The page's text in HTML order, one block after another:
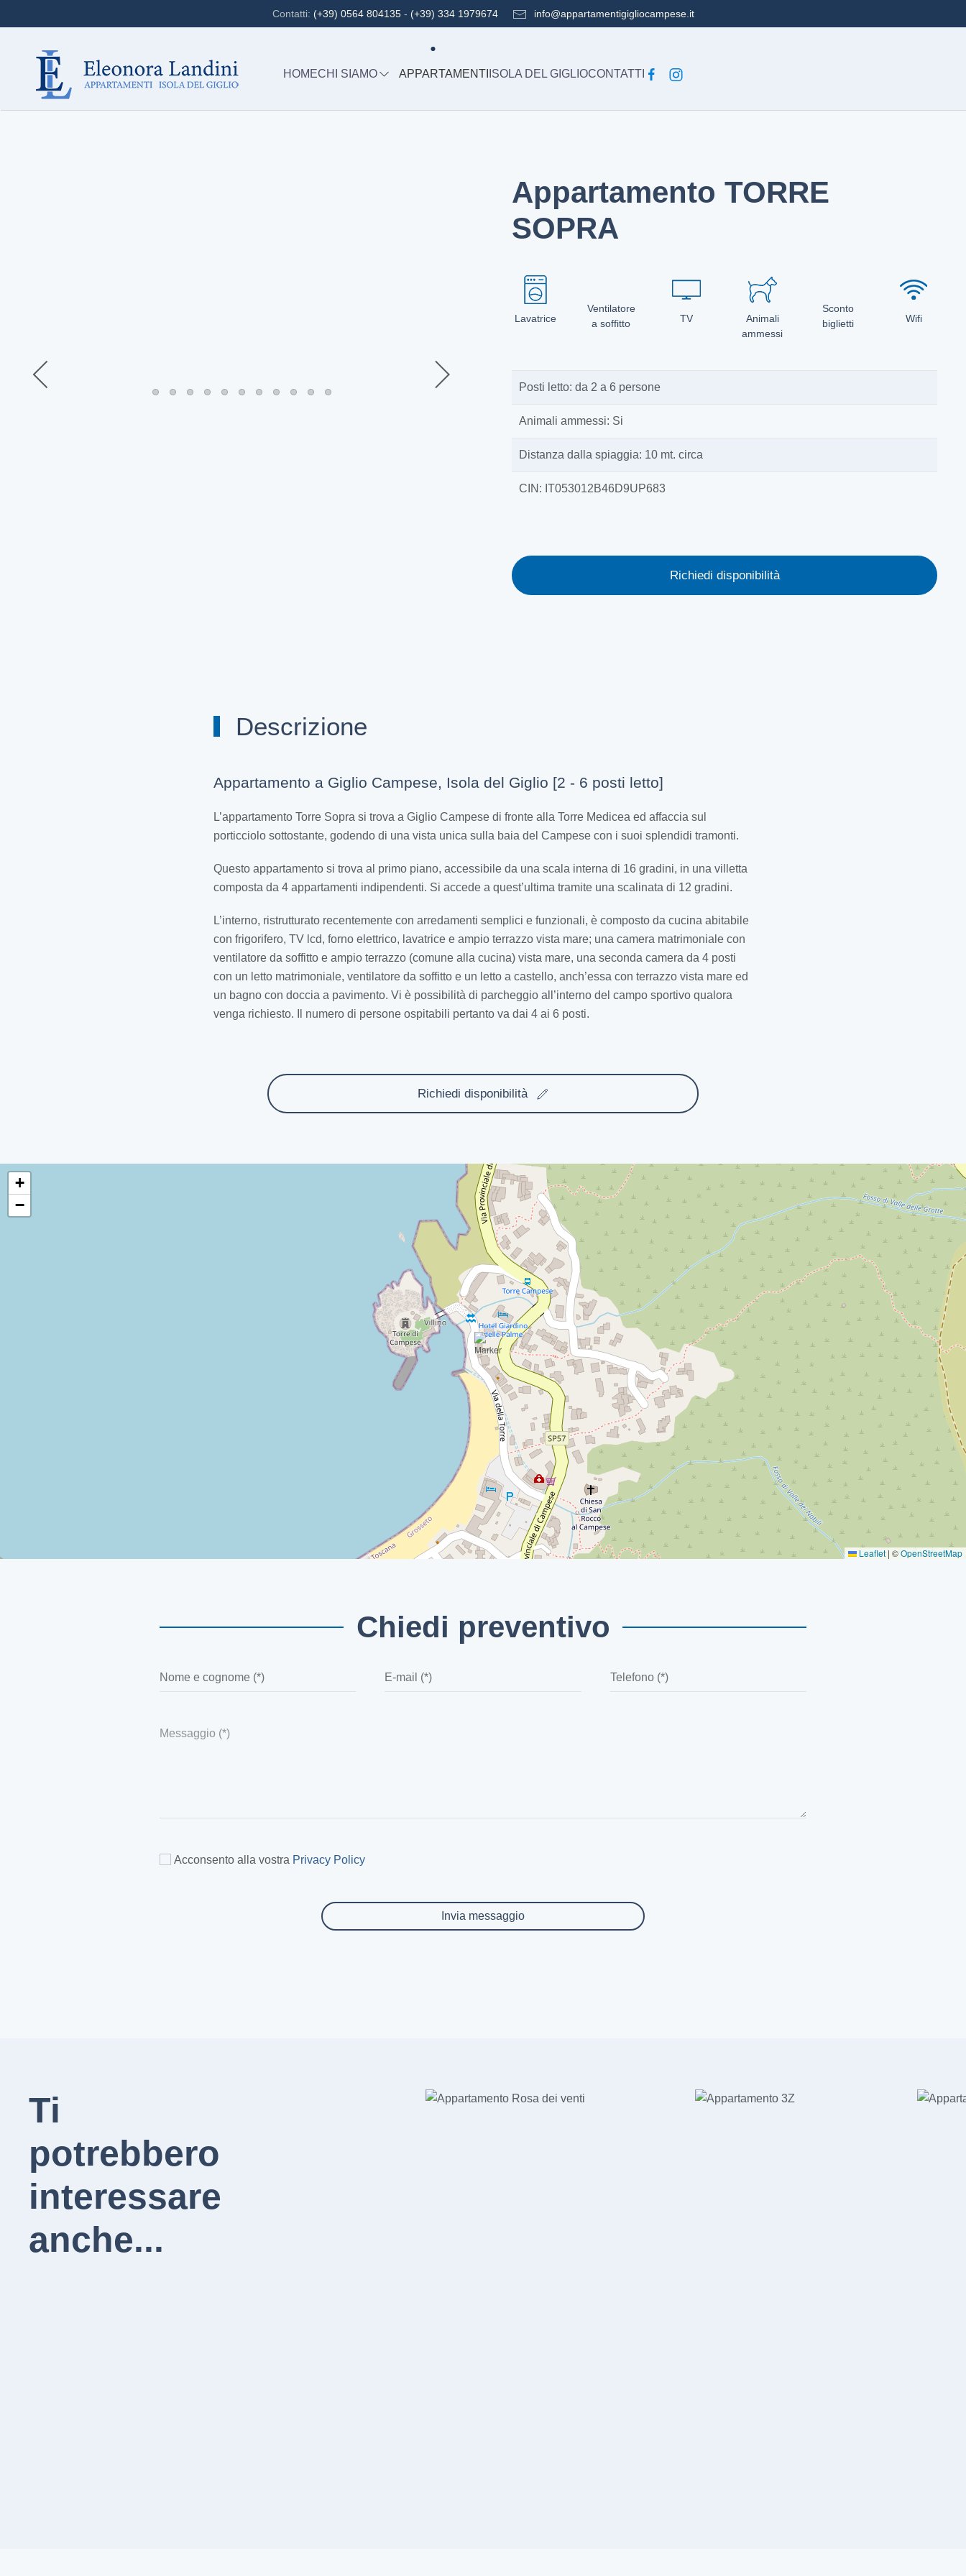
Contatti: (+39) 0564 804135- (+39) 334 1979674 info@appartamentigigliocampese.it
HOMECHI SIAMO APPARTAMENTI ISOLA DEL GIGLIOCONTATTI
Appartamento TORRE
SOPRA
Lavatrice
Ventilatore
a soffitto
TV
Animali
ammessi
Sconto
biglietti
Wifi
Posti letto: da 2 a 6 persone
Animali ammessi: Si
Distanza dalla spiaggia: 10 mt. circa
CIN: IT053012B46D9UP683
Richiedi disponibilità
Descrizione
Appartamento a Giglio Campese, Isola del Giglio [2 - 6 posti letto]
L’appartamento Torre Sopra si trova a Giglio Campese di fronte alla Torre Medicea ed affaccia sul
porticciolo sottostante, godendo di una vista unica sulla baia del Campese con i suoi splendidi tramonti.
Questo appartamento si trova al primo piano, accessibile da una scala interna di 16 gradini, in una villetta
composta da 4 appartamenti indipendenti. Si accede a quest’ultima tramite una scalinata di 12 gradini.
L’interno, ristrutturato recentemente con arredamenti semplici e funzionali, è composto da cucina abitabile
con frigorifero, TV lcd, forno elettrico, lavatrice e ampio terrazzo vista mare; una camera matrimoniale con
ventilatore da soffitto e ampio terrazzo (comune alla cucina) vista mare, una seconda camera da 4 posti
con un letto matrimoniale, ventilatore da soffitto e un letto a castello, anch’essa con terrazzo vista mare ed
un bagno con doccia a pavimento. Vi è possibilità di parcheggio all’interno del campo sportivo qualora
venga richiesto. Il numero di persone ospitabili pertanto va dai 4 ai 6 posti.
Richiedi disponibilità
+
−
Leaflet | ©OpenStreetMap
Chiedi preventivo
Acconsento alla vostra Privacy Policy
Invia messaggio
Ti
potrebbero
interessare
anche...